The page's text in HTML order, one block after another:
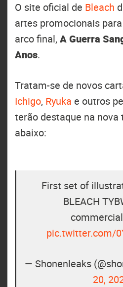
O site oficial de Bleach
artes promocionais
arco final, A Guerra
Anos.
Tratam-se de novos
Ichigo, Ryuka e outros
terão destaque na nova
abaixo:
First set of
BLEACH
pic.twitter.com/
— Shonenleaks
20,